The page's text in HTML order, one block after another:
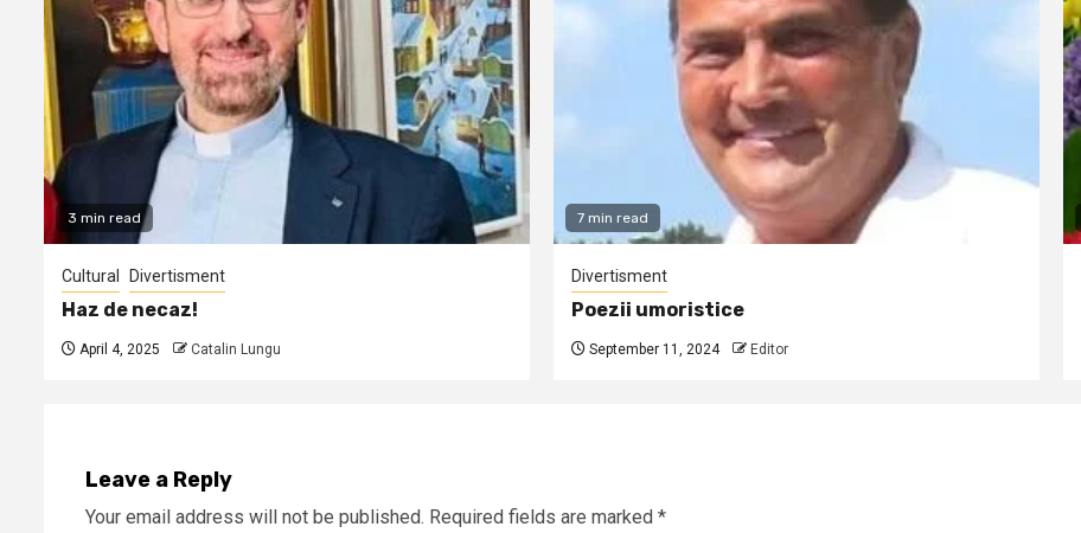
3 min read
Cultural Divertisment
Haz de necaz!
April 4, 2025 Catalin Lungu
7 min read
Divertisment
Poezii umoristice
September 11, 2024 Editor
Leave a Reply
Your email address will not be published. Required fields are marked *